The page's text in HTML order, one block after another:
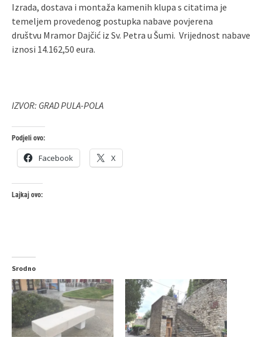
Izrada, dostava i montaža kamenih klupa s citatima je
temeljem provedenog postupka nabave povjerena
društvu Mramor Dajčić iz Sv. Petra u Šumi. Vrijednost nabave
iznosi 14.162,50 eura.
IZVOR: GRAD PULA-POLA
Podjeli ovo:
Facebook X
Lajkaj ovo:
Srodno